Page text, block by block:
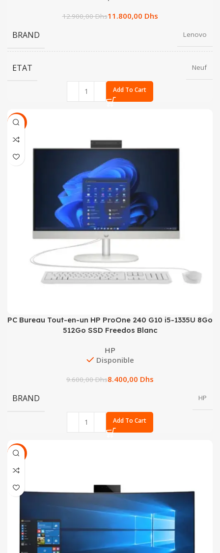
12.900,00Dhs11.800,00 Dhs
BRAND Lenovo
ETAT Neuf
Add To Cart
SALE
PC Bureau Tout-en-un HP ProOne 240 G10 i5-1335U 8Go
512Go SSD Freedos Blanc
HP
Disponible
9.600,00Dhs8.400,00 Dhs
BRAND HP
Add To Cart
SALE